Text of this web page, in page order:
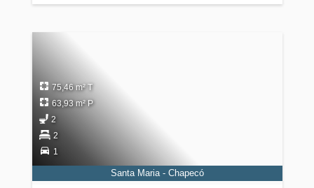
75,46 m² T
63,93 m² P
2
2
1
Santa Maria - Chapecó